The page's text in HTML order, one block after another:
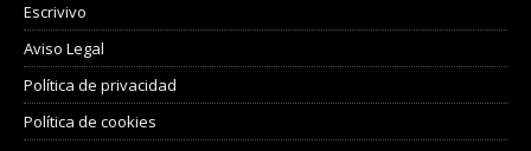
Escrivivo
Aviso Legal
Política de privacidad
Política de cookies